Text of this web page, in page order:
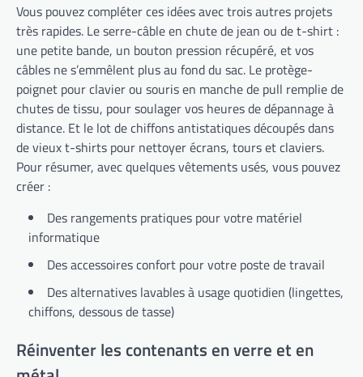
Vous pouvez compléter ces idées avec trois autres projets
très rapides. Le serre-câble en chute de jean ou de t-shirt :
une petite bande, un bouton pression récupéré, et vos
câbles ne s’emmêlent plus au fond du sac. Le protège-
poignet pour clavier ou souris en manche de pull remplie de
chutes de tissu, pour soulager vos heures de dépannage à
distance. Et le lot de chiffons antistatiques découpés dans
de vieux t-shirts pour nettoyer écrans, tours et claviers.
Pour résumer, avec quelques vêtements usés, vous pouvez
créer :
Des rangements pratiques pour votre matériel
informatique
Des accessoires confort pour votre poste de travail
Des alternatives lavables à usage quotidien (lingettes,
chiffons, dessous de tasse)
Réinventer les contenants en verre et en